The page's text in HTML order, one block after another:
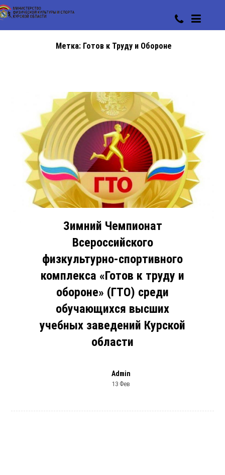
Метка: Готов к Труду и Обороне
Зимний Чемпионат
Всероссийского
физкультурно-спортивного
комплекса «Готов к труду и
обороне» (ГТО) среди
обучающихся высших
учебных заведений Курской
области
Admin
13 Фев